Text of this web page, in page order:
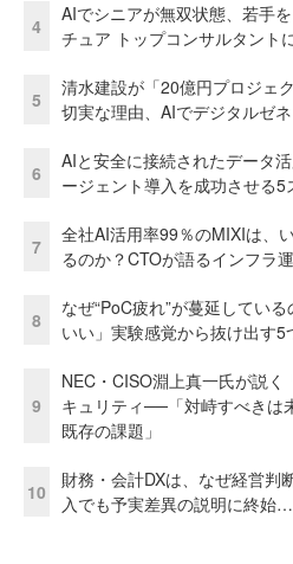
4
AIでシニアが無双状態、若手
チュア トップコンサルタント
5
清水建設が「20億円プロジェ
切実な理由、AIでデジタルゼ
6
AIと安全に接続されたデータ
ージェント導入を成功させる5
7
全社AI活用率99％のMIXIは、
るのか？CTOが語るインフラ
8
なぜ“PoC疲れ”が蔓延してい
いい」実験感覚から抜け出す
9
NEC・CISO淵上真一氏が説
キュリティ──「対峙すべきは
既存の課題」
10
財務・会計DXは、なぜ経営
入でも予実差異の説明に終始